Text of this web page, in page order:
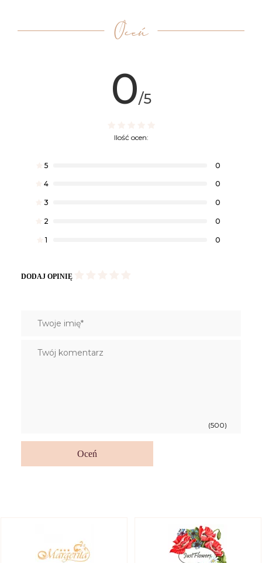
Oceń
0/5
Ilość ocen:
5 0
4 0
3 0
2 0
1 0
DODAJ OPINIĘ
(500)
Oceń